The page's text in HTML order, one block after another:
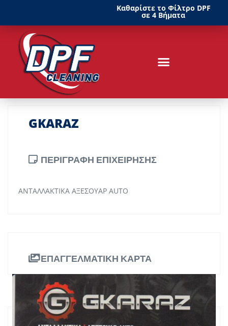
Καθαρίστε το Φίλτρο DPF
σε 4 Βήματα
GKARAZ
ΠΕΡΙΓΡΑΦΗ ΕΠΙΧΕΙΡΗΣΗΣ
ΑΝΤΑΛΛΑΚΤΙΚΑ ΑΞΕΣΟΥΑΡ AUTO
ΕΠΑΓΓΕΛΜΑΤΙΚΗ ΚΑΡΤΑ